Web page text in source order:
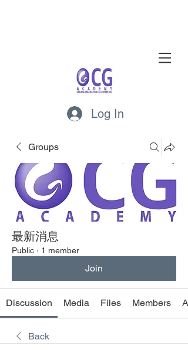
Log In
Groups
最新消息
Public · 1 member
Join
Discussion Media Files Members
Back